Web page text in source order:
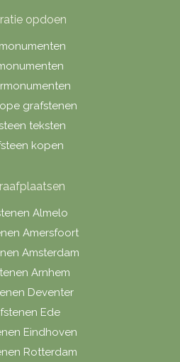
opdoen
grafstenen
teksten
kopen
Almelo
Amersfoort
Amsterdam
Arnhem
Deventer
Ede
Eindhoven
Rotterdam